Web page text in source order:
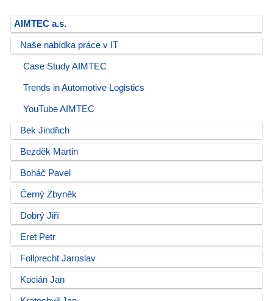
AIMTEC a.s.
Naše nabídka práce v IT
Case Study AIMTEC
Trends in Automotive Logistics
YouTube AIMTEC
Bek Jindřich
Bezděk Martin
Boháč Pavel
Černý Zbyněk
Dobrý Jiří
Eret Petr
Follprecht Jaroslav
Kocián Jan